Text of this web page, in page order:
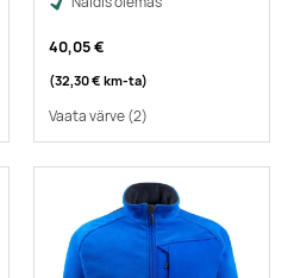
40,05 €
(32,30 € km-ta)
Vaata värve(2)